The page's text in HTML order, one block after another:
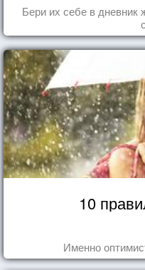
Бери их себе в дневник
10
Именно